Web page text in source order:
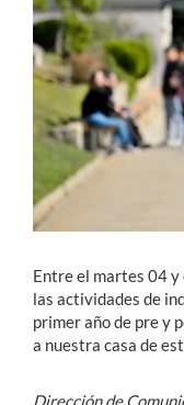
Alumni
English
Entre el martes 04
las actividades de
primer año de pre y
a nuestra casa de
Dirección de